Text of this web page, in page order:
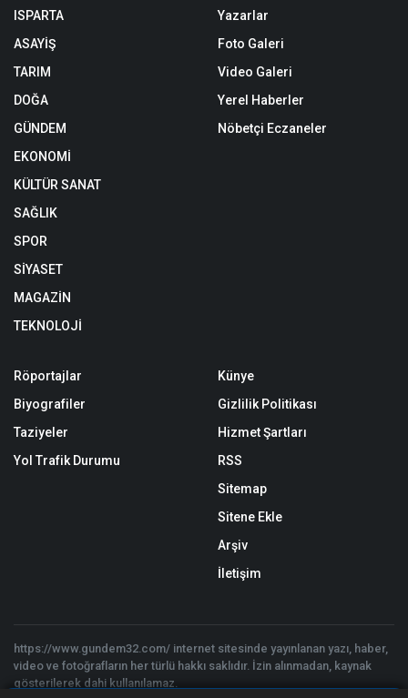
ISPARTA
ASAYİŞ
TARIM
DOĞA
GÜNDEM
EKONOMİ
KÜLTÜR SANAT
SAĞLIK
SPOR
SİYASET
MAGAZİN
TEKNOLOJİ
Yazarlar
Foto Galeri
Video Galeri
Yerel Haberler
Nöbetçi Eczaneler
Röportajlar
Biyografiler
Taziyeler
Yol Trafik Durumu
Künye
Gizlilik Politikası
Hizmet Şartları
RSS
Sitemap
Sitene Ekle
Arşiv
İletişim
https://www.gundem32.com/ internet sitesinde yayınlanan yazı, haber,
video ve fotoğrafların her türlü hakkı saklıdır. İzin alınmadan, kaynak
gösterilerek dahi kullanılamaz.